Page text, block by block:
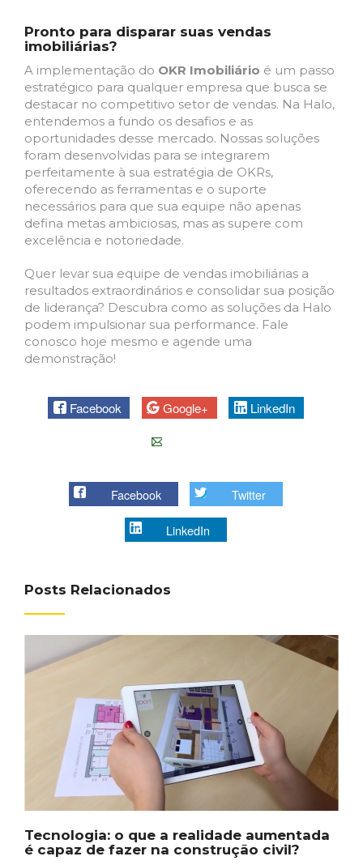
Pronto para disparar suas vendas
imobiliárias?
A implementação do OKR Imobiliário é um passo
estratégico para qualquer empresa que busca se
destacar no competitivo setor de vendas. Na Halo,
entendemos a fundo os desafios e as
oportunidades desse mercado. Nossas soluções
foram desenvolvidas para se integrarem
perfeitamente à sua estratégia de OKRs,
oferecendo as ferramentas e o suporte
necessários para que sua equipe não apenas
defina metas ambiciosas, mas as supere com
excelência e notoriedade.
Quer levar sua equipe de vendas imobiliárias a
resultados extraordinários e consolidar sua posição
de liderança? Descubra como as soluções da Halo
podem impulsionar sua performance. Fale
conosco hoje mesmo e agende uma
demonstração!
Facebook Google+
LinkedIn
Facebook Twitter
LinkedIn
Posts Relacionados
Tecnologia: o que a realidade aumentada
é capaz de fazer na construção civil?